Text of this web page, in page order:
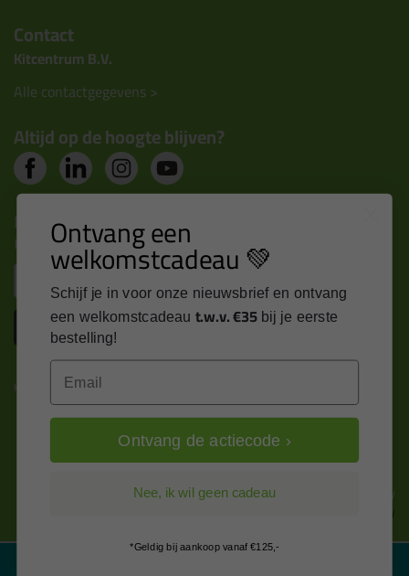
Contact
Kitcentrum B.V.
Alle contactgegevens >
Altijd op de hoogte blijven?
Nieuws, tips en exclusieve deals rechtstreeks in je
inbox
Inschrijven
Kitcentrum is trots op:
Alle prijzen zijn in EURO en excl. 21% BTW
wijzig naar incl. BTW
Ontvang een
welkomstcadeau 💚
Schijf je in voor onze nieuwsbrief en ontvang
een welkomstcadeau t.w.v. €35 bij je eerste
bestelling!
Email
Ontvang de actiecode ›
Nee, ik wil geen cadeau
*Geldig bij aankoop vanaf €125,-